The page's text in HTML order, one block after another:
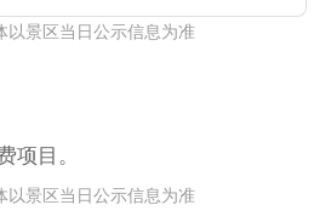
以景区当日公示信息为准
项目。
以景区当日公示信息为准